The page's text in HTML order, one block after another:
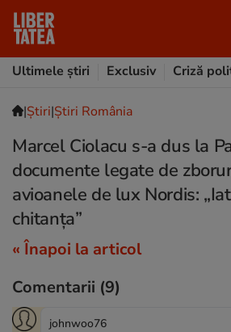
Ultimele știri
Exclusiv Criză
|Ştiri|Știri România
Marcel Ciolacu s-a dus la
documente legate de
avioanele de lux Nordis:
chitanța”
« Înapoi la articol
Comentarii (9)
johnwoo76